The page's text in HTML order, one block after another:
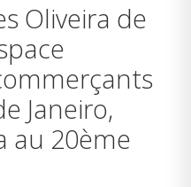
Oliveira de
Janeiro,
au 20ème